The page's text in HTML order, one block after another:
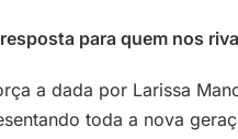
para quem nos
a dada por Larissa
toda a nova